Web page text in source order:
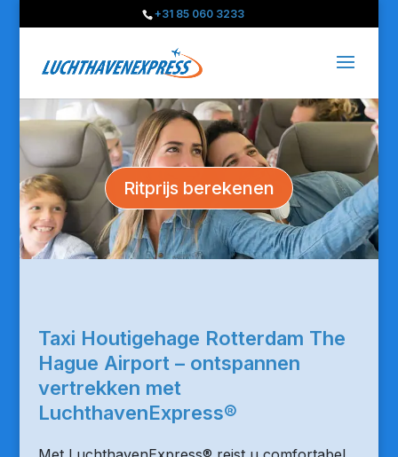
+31 85 060 3233
Ritprijs berekenen
Taxi Houtigehage Rotterdam The
Hague Airport – ontspannen
vertrekken met
LuchthavenExpress®